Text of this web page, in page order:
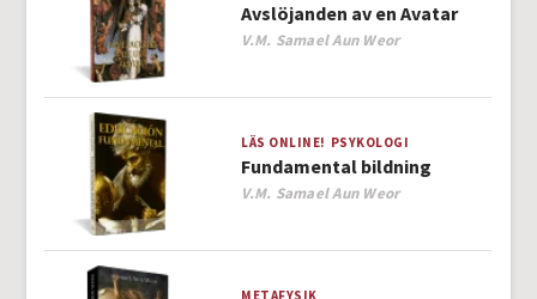
Avslöjanden av en Avatar
Author
V.M. Samael Aun Weor
LÄS ONLINE! PSYKOLOGI
Fundamental bildning
Author
V.M. Samael Aun Weor
METAFYSIK